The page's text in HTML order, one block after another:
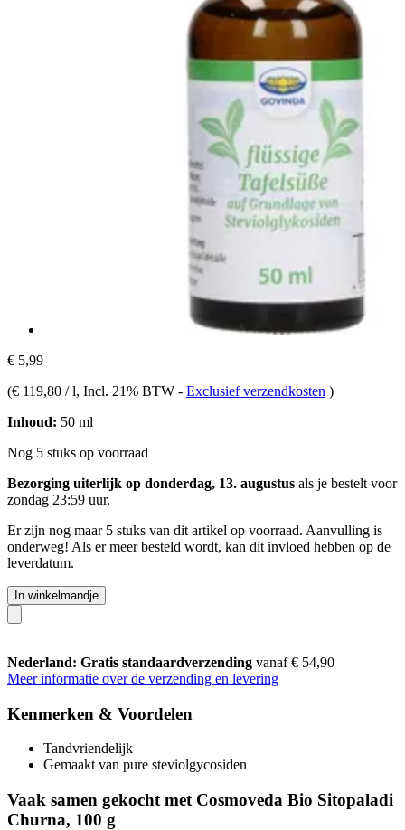
€ 5,99
(€ 119,80 / l, Incl. 21% BTW - Exclusief verzendkosten )
Inhoud: 50 ml
Nog 5 stuks op voorraad
Bezorging uiterlijk op donderdag, 13. augustus als je bestelt voor
zondag 23:59 uur.
Er zijn nog maar 5 stuks van dit artikel op voorraad. Aanvulling is
onderweg! Als er meer besteld wordt, kan dit invloed hebben op de
leverdatum.
In winkelmandje
Nederland: Gratis standaardverzending vanaf € 54,90
Meer informatie over de verzending en levering
Kenmerken & Voordelen
Tandvriendelijk
Gemaakt van pure steviolgycosiden
Vaak samen gekocht met Cosmoveda Bio Sitopaladi
Churna, 100 g